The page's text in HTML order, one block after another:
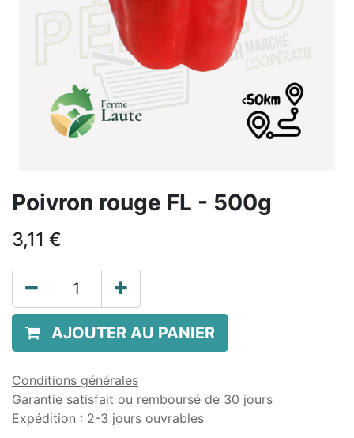
Poivron rouge FL - 500g
3,11 €
AJOUTER AU PANIER
Conditions générales
Garantie satisfait ou remboursé de 30 jours
Expédition : 2-3 jours ouvrables